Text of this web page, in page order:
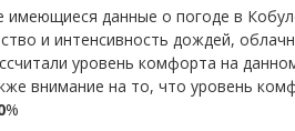
имеющиеся данные о погоде в
и интенсивность дождей,
уровень комфорта на
внимание на то, что уровень
%